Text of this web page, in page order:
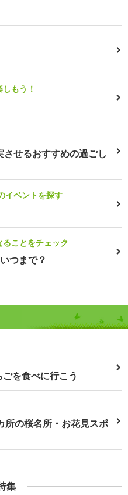
もう！
せるおすすめの過ごし
イベントを探す
ことをチェック
つまで？
を食べに行こう
所の桜名所・お花見スポ
集